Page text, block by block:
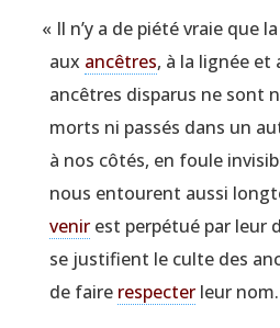
« Il n’y a de pié­té vraie que
aux ancêtres, à la lignée et
ancêtres dis­pa­rus ne sont
morts ni pas­sés dans un
à nos côtés, en foule
nous entourent aus­si
ve­nirest per­pé­tué par leur
se jus­ti­fient le culte des
de faire res­pec­terleur nom.